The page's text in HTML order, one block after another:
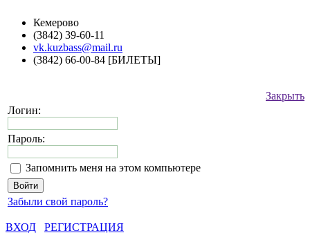
Кемерово
(3842) 39-60-11
vk.kuzbass@mail.ru
(3842) 66-00-84 [БИЛЕТЫ]
Закрыть
Логин:
Пароль:
Запомнить меня на этом компьютере
Забыли свой пароль?
ВХОД
РЕГИСТРАЦИЯ